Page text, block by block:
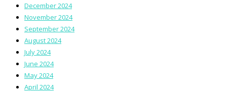
December 2024
November 2024
September 2024
August 2024
July 2024
June 2024
May 2024
April 2024